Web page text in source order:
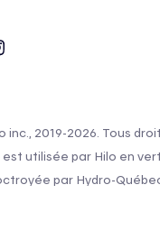
inc., 2019-2026. Tous
est utilisée par Hilo en
par Hydro-